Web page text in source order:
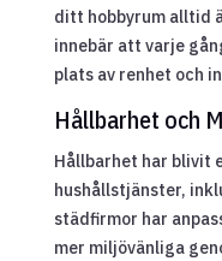
ditt hobbyrum alltid
innebär att varje
plats av renhet och
Hållbarhet och
Hållbarhet har blivit
hushållstjänster,
städfirmor har
mer miljövänliga